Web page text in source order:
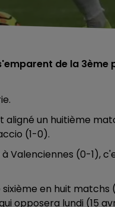
de la
aligné un huitième
(1-0).
Valenciennes (0-1),
en huit
opposera lundi (15